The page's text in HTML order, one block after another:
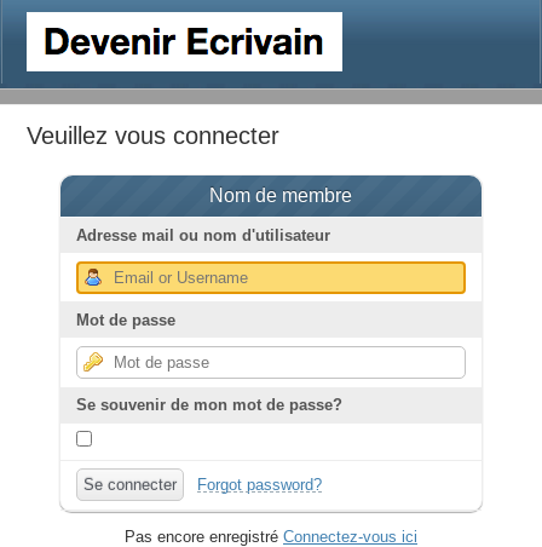
Veuillez vous connecter
Nom de membre
Adresse mail ou nom d'utilisateur
Mot de passe
Se souvenir de mon mot de passe?
Forgot password?
Pas encore enregistré Connectez-vous ici